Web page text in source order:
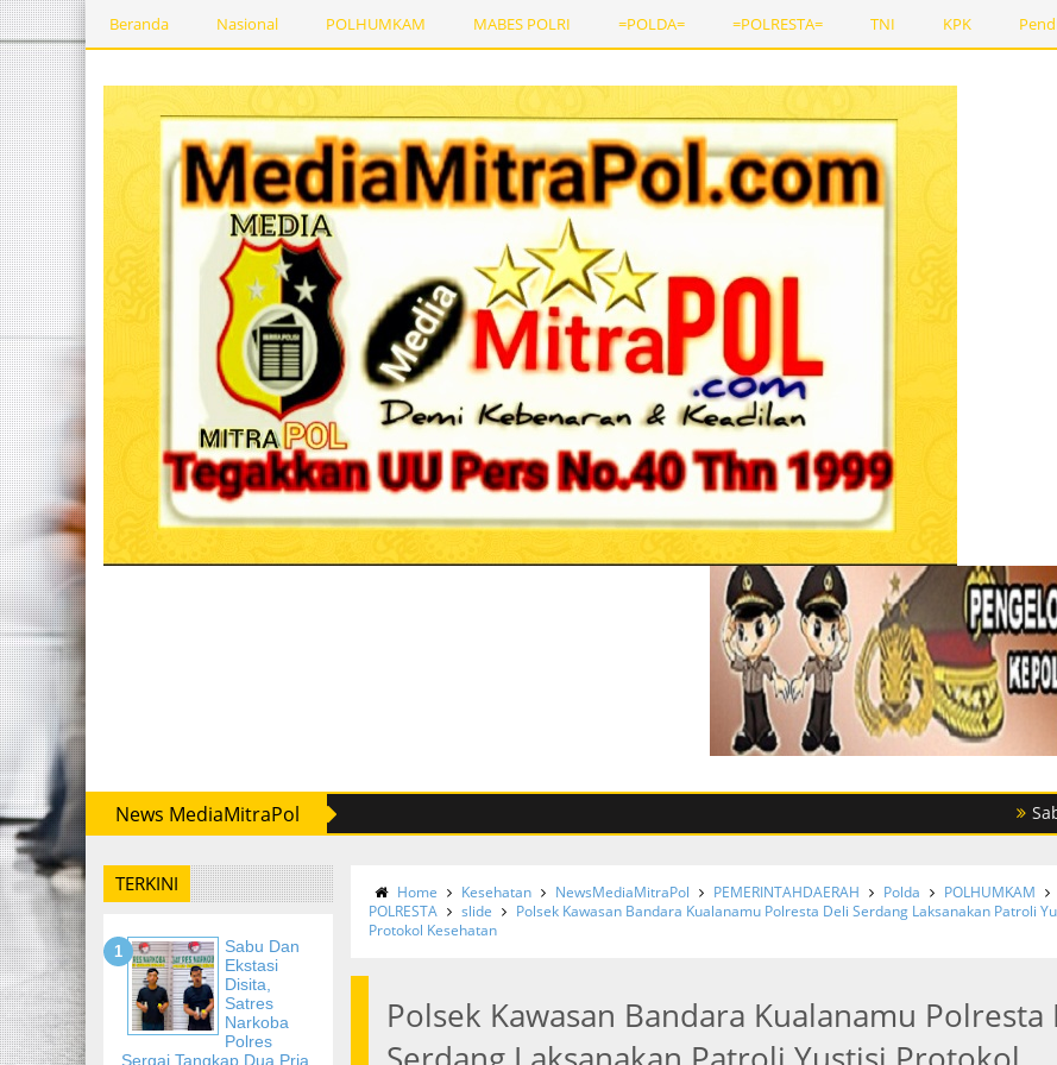
Beranda Nasional POLHUMKAM MABES POLRI =POLDA= =POLRESTA= TNI KPK
News MediaMitraPol Sabu dan
TERKINI
Sabu Dan
Ekstasi
Disita,
Satres
Narkoba
Polres
Sergai Tangkap Dua Pria
Home Kesehatan NewsMediaMitraPol PEMERINTAHDAERAH Polda
POLHUMKAM
POLRESTA
slide
Polsek Kawasan Bandara Kualanamu Polresta Deli Serdang Laksanakan Patroli
Protokol Kesehatan
Polsek Kawasan Bandara Kualanamu Polresta